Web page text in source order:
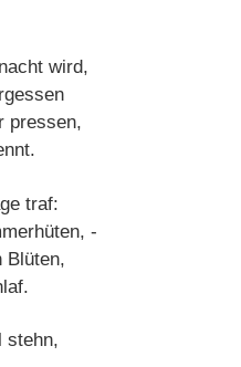
wird,
pressen,
traf:
-
Blüten,
stehn,